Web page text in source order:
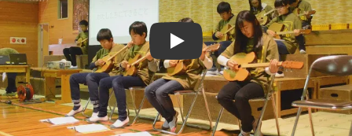
Play